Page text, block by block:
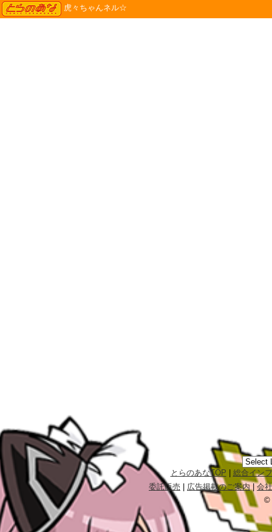
TORANOANA
虎々ちゃんネル☆
とらのあなTOP
総合イン
委託販売
広告掲載のご案内|会
©